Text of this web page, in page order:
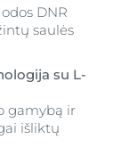
DNR
saulės
su L-
gamybą ir
išliktų